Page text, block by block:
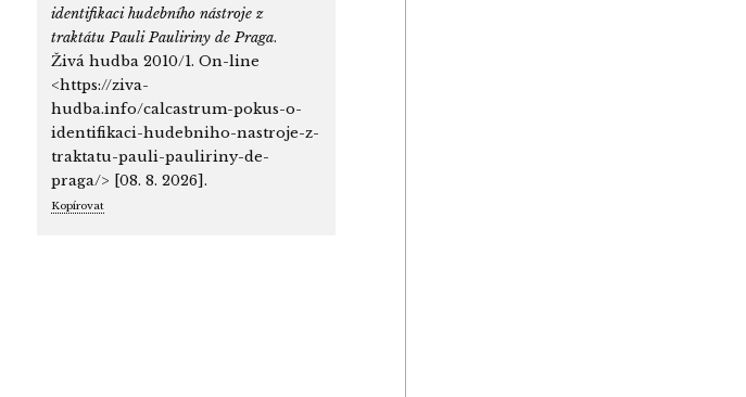
identifikaci hudebního nástroje z
traktátu Pauli Pauliriny de Praga.
Živá hudba 2010/1. On-line
<https://ziva-
hudba.info/calcastrum-pokus-o-
identifikaci-hudebniho-nastroje-z-
traktatu-pauli-pauliriny-de-
praga/> [08. 8. 2026].
Kopírovat